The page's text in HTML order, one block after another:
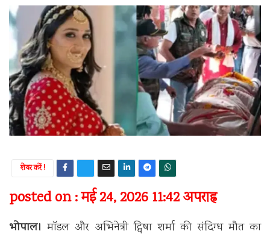
शेयर करें !
posted on : मई 24, 2026 11:42 अपराह्न
भोपाल। मॉडल और अभिनेत्री ट्विषा शर्मा की संदिग्ध मौत का